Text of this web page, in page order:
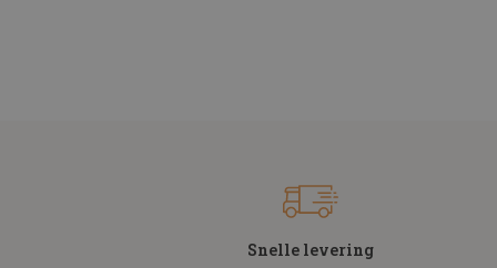
Snelle levering